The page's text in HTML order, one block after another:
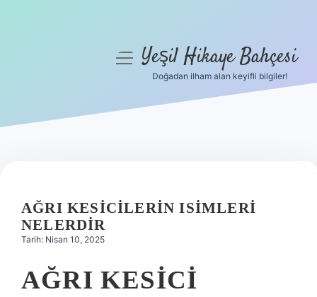
Hakkımızda
menüyüYeşil Hikaye Bahçesi
Doğadan ilham alan keyifli bilgiler!
AĞRI KESICILERIN ISIMLERI
NELERDIR
Tarih: Nisan 10, 2025
AĞRI KESICI